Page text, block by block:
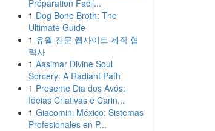
Préparation Facil...
1 Dog Bone Broth: The
Ultimate Guide
1 유월 전문 웹사이트 제작 협
력사
1 Aasimar Divine Soul
Sorcery: A Radiant Path
1 Presente Dia dos Avós:
Ideias Criativas e Carin...
1 Giacomini México: Sistemas
Profesionales en P...